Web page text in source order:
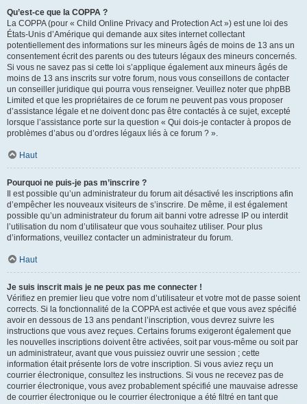
Qu’est-ce que la COPPA ?
La COPPA (pour « Child Online Privacy and Protection Act ») est une loi des
États-Unis d’Amérique qui demande aux sites internet collectant
potentiellement des informations sur les mineurs âgés de moins de 13 ans un
consentement écrit des parents ou des tuteurs légaux des mineurs concernés.
Si vous ne savez pas si cette loi s’applique également aux mineurs âgés de
moins de 13 ans inscrits sur votre forum, nous vous conseillons de contacter
un conseiller juridique qui pourra vous renseigner. Veuillez noter que phpBB
Limited et que les propriétaires de ce forum ne peuvent pas vous proposer
d’assistance légale et ne doivent donc pas être contactés à ce sujet, excepté
lorsque l’assistance porte sur la question « Qui dois-je contacter à propos de
problèmes d’abus ou d’ordres légaux liés à ce forum ? ».
Haut
Pourquoi ne puis-je pas m’inscrire ?
Il est possible qu’un administrateur du forum ait désactivé les inscriptions afin
d’empêcher les nouveaux visiteurs de s’inscrire. De même, il est également
possible qu’un administrateur du forum ait banni votre adresse IP ou interdit
l’utilisation du nom d’utilisateur que vous souhaitez utiliser. Pour plus
d’informations, veuillez contacter un administrateur du forum.
Haut
Je suis inscrit mais je ne peux pas me connecter !
Vérifiez en premier lieu que votre nom d’utilisateur et votre mot de passe soient
corrects. Si la fonctionnalité de la COPPA est activée et que vous avez spécifié
avoir en dessous de 13 ans pendant l’inscription, vous devrez suivre les
instructions que vous avez reçues. Certains forums exigeront également que
les nouvelles inscriptions doivent être activées, soit par vous-même ou soit par
un administrateur, avant que vous puissiez ouvrir une session ; cette
information était présente lors de votre inscription. Si vous aviez reçu un
courrier électronique, consultez les instructions. Si vous ne recevez pas de
courrier électronique, vous avez probablement spécifié une mauvaise adresse
de courrier électronique ou le courrier électronique a été filtré en tant que